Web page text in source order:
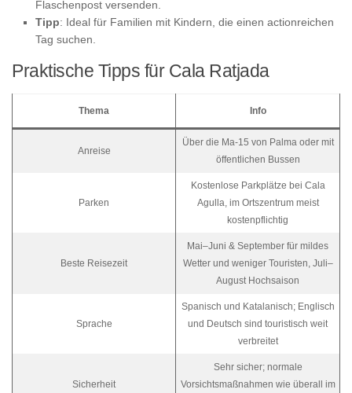
Flaschenpost versenden.
Tipp: Ideal für Familien mit Kindern, die einen actionreichen
Tag suchen.
Praktische Tipps für Cala Ratjada
Thema Info
Anreise
Über die Ma-15 von Palma oder mit
öffentlichen Bussen
Parken
Kostenlose Parkplätze bei Cala
Agulla, im Ortszentrum meist
kostenpflichtig
Beste Reisezeit
Mai–Juni & September für mildes
Wetter und weniger Touristen, Juli–
August Hochsaison
Sprache
Spanisch und Katalanisch; Englisch
und Deutsch sind touristisch weit
verbreitet
Sicherheit
Sehr sicher; normale
Vorsichtsmaßnahmen wie überall im